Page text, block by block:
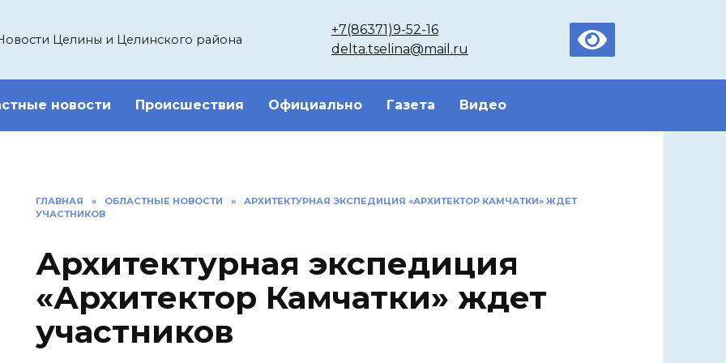
Целины и Целинского района
+7(86371)9-52-16
delta.tselina@mail.ru
новости Происшествия Официально Газета Видео
ГЛАВНАЯ » ОБЛАСТНЫЕ НОВОСТИ »
АРХИТЕКТУРНАЯ ЭКСПЕДИЦИЯ «АРХИТЕКТОР КАМЧАТКИ» ЖДЕТ
УЧАСТНИКОВ
Архитектурная экспедиция
«Архитектор Камчатки» ждет
участников